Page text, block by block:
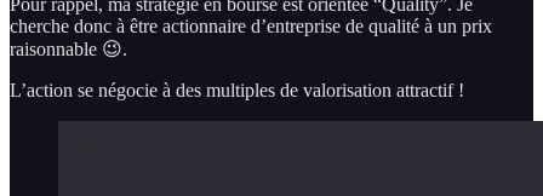
cherche donc à être actionnaire d’entreprise de qualité à un prix
raisonnable 😉.
L’action se négocie à des multiples de valorisation attractif !